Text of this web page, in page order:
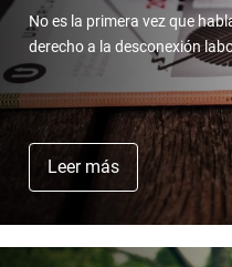
No es la primera vez que
derecho a la desconexión
Leer más